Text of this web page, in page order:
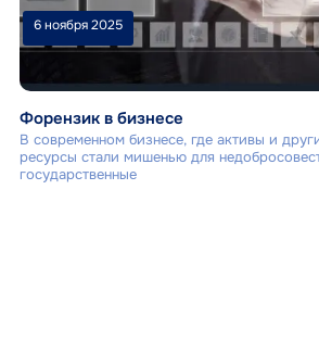
6 ноября 2025
Форензик в бизнесе
В современном бизнесе, где активы и
ресурсы стали мишенью для
государственные